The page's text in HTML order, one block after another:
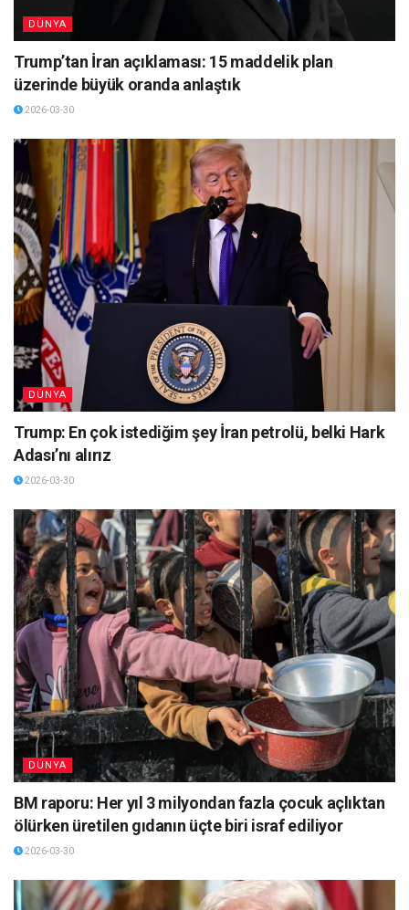
DÜNYA
Trump’tan İran açıklaması: 15 maddelik plan
üzerinde büyük oranda anlaştık
2026-03-30
DÜNYA
Trump: En çok istediğim şey İran petrolü, belki Hark
Adası’nı alırız
2026-03-30
DÜNYA
BM raporu: Her yıl 3 milyondan fazla çocuk açlıktan
ölürken üretilen gıdanın üçte biri israf ediliyor
2026-03-30